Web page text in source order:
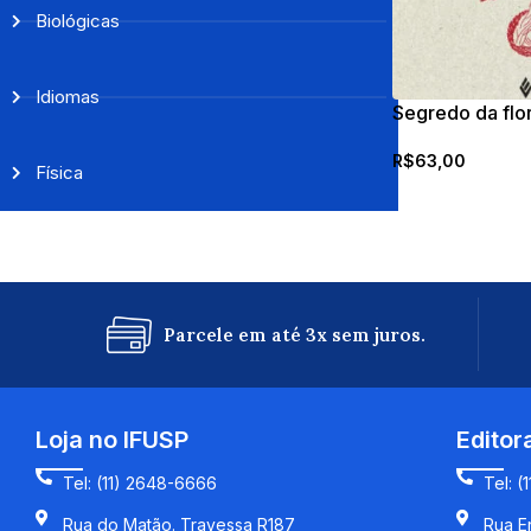
Biológicas
Idiomas
Física
Segredo da
R$63,00
Parcele em até 3x sem juros.
Loja no IFUSP
Tel: (11) 2648-6666
Rua do Matão. Travessa R187
Tel:
Rua